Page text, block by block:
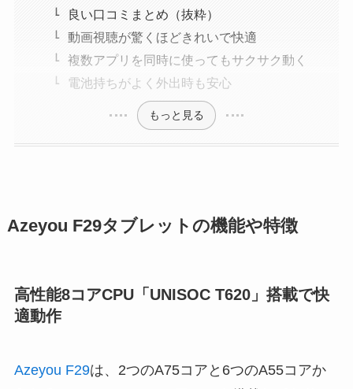
良い口コミまとめ（抜粋）
動画視聴が驚くほどきれいで快適
複数アプリを同時に使ってもサクサク動く
電池持ちがよく外出時も安心
もっと見る
Azeyou F29タブレットの機能や特徴
高性能8コアCPU「UNISOC T620」搭載で快
適動作
Azeyou F29は、2つのA75コアと6つのA55コアか